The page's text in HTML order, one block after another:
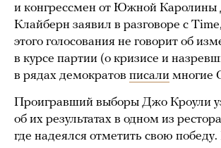
и конгрессмен от Южной
Клайберн заявил в разговоре с
этого голосования не говорит об
в курсе партии (о кризисе и
в рядах демократов писали многие
Проигравший выборы Джо Кроули
об их результатах в одном из
где надеялся отметить свою